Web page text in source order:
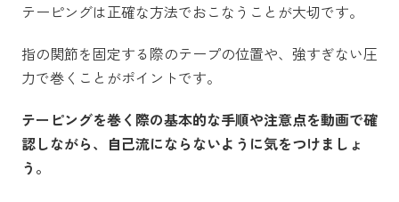
テーピングは正確な方法でおこなうことが大切です。
指の関節を固定する際のテープの位置や、強すぎない圧
力で巻くことがポイントです。
テーピングを巻く際の基本的な手順や注意点を動画で確
認しながら、自己流にならないように気をつけましょ
う。